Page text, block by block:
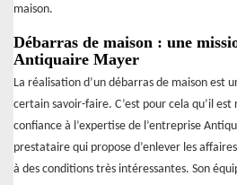
maison.
Débarras de maison : une
Antiquaire Mayer
La réalisation d’un débarras de maison est
certain savoir-faire. C’est pour cela qu’il
confiance à l’expertise de l’entreprise
prestataire qui propose d’enlever les
à des conditions très intéressantes. Son